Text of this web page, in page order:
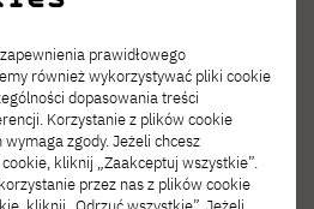
prawidłowego
również wykorzystywać pliki cookie
dopasowania treści
Korzystanie z plików cookie
zgody. Jeżeli chcesz
kliknij „Zaakceptuj wszystkie”.
przez nas z plików cookie